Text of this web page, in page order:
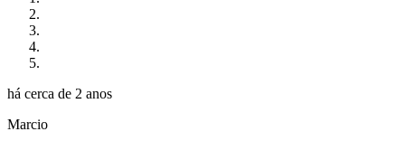
há cerca de 2 anos
Marcio